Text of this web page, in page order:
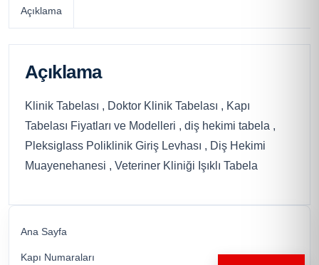
Ana Sayfa
Kapı Numaraları
Açıklama
Açıklama
Klinik Tabelası , Doktor Klinik Tabelası , Kapı
Tabelası Fiyatları ve Modelleri , diş hekimi tabela ,
Pleksiglass Poliklinik Giriş Levhası , Diş Hekimi
Muayenehanesi , Veteriner Kliniği Işıklı Tabela